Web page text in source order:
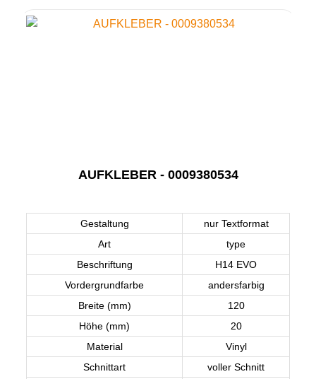
AUFKLEBER - 0009380534
Gestaltung
nur Textformat
Art
type
Beschriftung
H14 EVO
Vordergrundfarbe
andersfarbig
Breite (mm)
120
Höhe (mm)
20
Material
Vinyl
Schnittart
voller Schnitt